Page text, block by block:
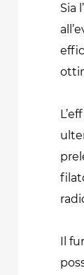
Sia
Il